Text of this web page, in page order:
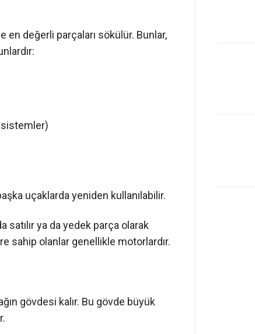
değerli parçaları sökülür. Bunlar,
uçaklarda yeniden kullanılabilir.
satılır ya da yedek parça olarak
sahip olanlar genellikle motorlardır.
gövdesi kalır. Bu gövde büyük